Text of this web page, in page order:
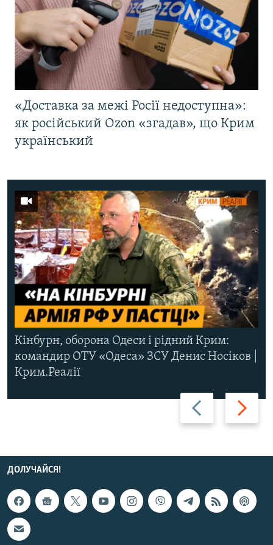
«Доставка за межі Росії недоступна»:
як російський Ozon «згадав», що Крим
український
Назад Вперед
Кінбурн, оборона Одеси і рідний Крим:
командир ОТУ «Одеса» ЗСУ Денис Носіков |
Крим.Реалії
ДОЛУЧАЙСЯ!